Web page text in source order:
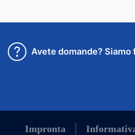
Avete domande?
Impronta